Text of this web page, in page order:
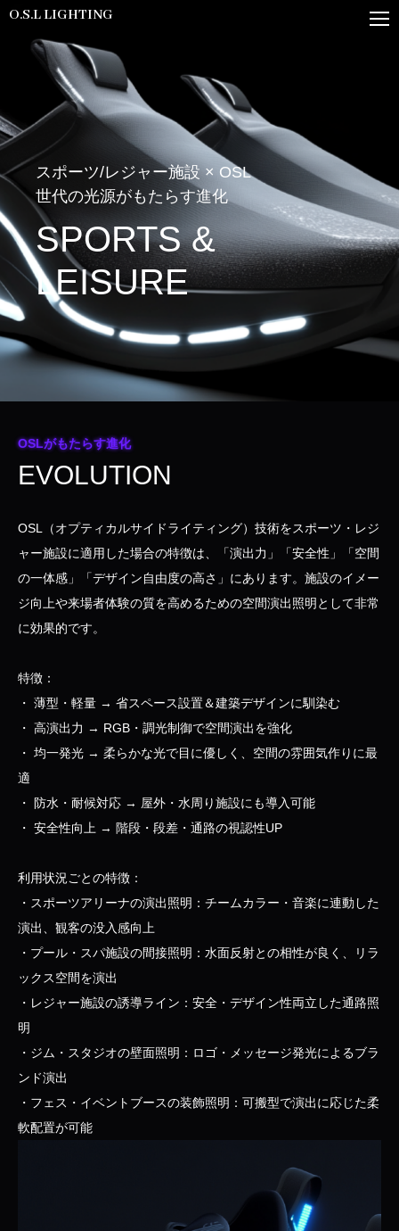
O.S.L LIGHTING
スポーツ/レジャー施設 × OSL
世代の光源がもたらす進化
SPORTS &
LEISURE
OSLがもたらす進化
EVOLUTION
OSL（オプティカルサイドライティング）技術をスポーツ・レジ
ャー施設に適用した場合の特徴は、「演出力」「安全性」「空間
の一体感」「デザイン自由度の高さ」にあります。施設のイメー
ジ向上や来場者体験の質を高めるための空間演出照明として非常
に効果的です。
特徴：
・ 薄型・軽量 → 省スペース設置＆建築デザインに馴染む
・ 高演出力 → RGB・調光制御で空間演出を強化
・ 均一発光 → 柔らかな光で目に優しく、空間の雰囲気作りに最
適
・ 防水・耐候対応 → 屋外・水周り施設にも導入可能
・ 安全性向上 → 階段・段差・通路の視認性UP
利用状況ごとの特徴：
・スポーツアリーナの演出照明：チームカラー・音楽に連動した
演出、観客の没入感向上
・プール・スパ施設の間接照明：水面反射との相性が良く、リラ
ックス空間を演出
・レジャー施設の誘導ライン：安全・デザイン性両立した通路照
明
・ジム・スタジオの壁面照明：ロゴ・メッセージ発光によるブラ
ンド演出
・フェス・イベントブースの装飾照明：可搬型で演出に応じた柔
軟配置が可能